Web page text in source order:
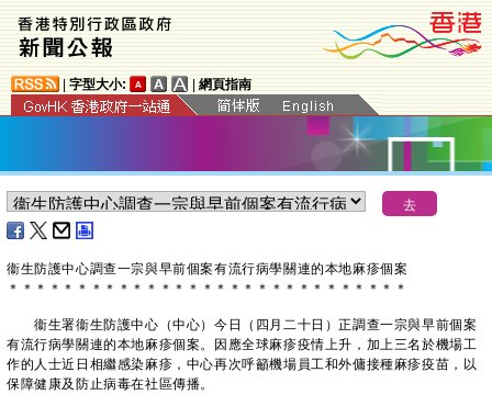
字型大小: 網頁指南
衞生防護中心調查一宗與早前個案有流行病學關連的本地麻疹個案
＊ ＊ ＊ ＊ ＊ ＊ ＊ ＊ ＊ ＊ ＊ ＊ ＊ ＊ ＊ ＊ ＊ ＊ ＊ ＊ ＊ ＊ ＊ ＊ ＊ ＊ ＊ ＊ ＊
​衞生署衞生防護中心（中心）今日（四月二十日）正調查一宗與早前個案
有流行病學關連的本地麻疹個案。因應全球麻疹疫情上升，加上三名於機場工
作的人士近日相繼感染麻疹，中心再次呼籲機場員工和外傭接種麻疹疫苗，以
保障健康及防止病毒在社區傳播。